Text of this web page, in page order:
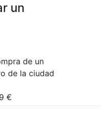
un
de un
de la ciudad
€